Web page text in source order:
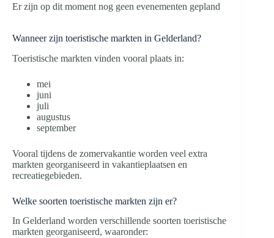
Er zijn op dit moment nog geen evenementen gepland
Wanneer zijn toeristische markten in Gelderland?
Toeristische markten vinden vooral plaats in:
mei
juni
juli
augustus
september
Vooral tijdens de zomervakantie worden veel extra
markten georganiseerd in vakantieplaatsen en
recreatiegebieden.
Welke soorten toeristische markten zijn er?
In Gelderland worden verschillende soorten toeristische
markten georganiseerd, waaronder: